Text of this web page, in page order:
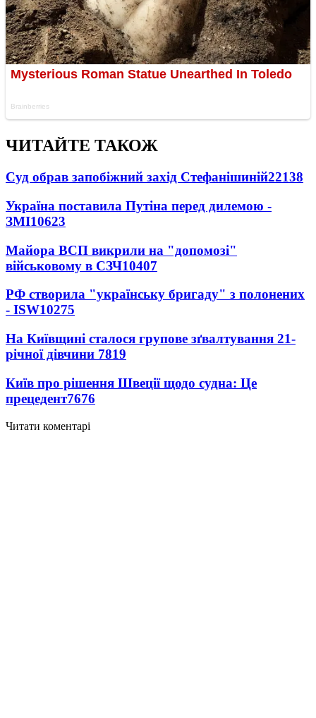
ЧИТАЙТЕ ТАКОЖ
Суд обрав запобіжний захід Стефанішиній22138
Україна поставила Путіна перед дилемою -
ЗМІ10623
Майора ВСП викрили на "допомозі"
військовому в СЗЧ10407
РФ створила "українську бригаду" з полонених
- ISW10275
На Київщині сталося групове зґвалтування 21-
річної дівчини 7819
Київ про рішення Швеції щодо судна: Це
прецедент7676
Читати коментарі